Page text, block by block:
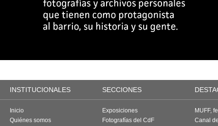
INSTITUCIONALES SECCIONES
Inicio
Quiénes somos
Exposiciones
Fotografías del CdF
MUFF,
Canal